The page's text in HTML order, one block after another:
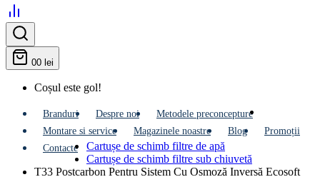
00 lei
Coșul este gol!
Branduri Despre noi
Metodele preconcepture
Montare si service
Мagazinele noastre Blog
Promoții
Contacte
Cartușe de schimb filtre de apă
Cartușe de schimb filtre sub chiuvetă
T33 Postcarbon Pentru Sistem Cu Osmoză Inversă Ecosoft